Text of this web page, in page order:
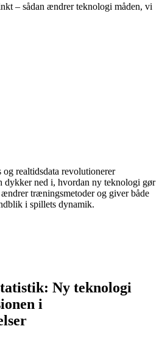
– sådan ændrer teknologi måden, vi
realtidsdata revolutionerer
dykker ned i, hvordan ny teknologi gør
træningsmetoder og giver både
i spillets dynamik.
Ny teknologi
i